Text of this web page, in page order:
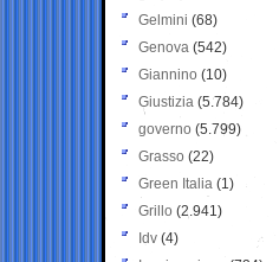
Gelmini (68)
Genova (542)
Giannino (10)
Giustizia (5.784)
governo (5.799)
Grasso (22)
Green Italia (1)
Grillo (2.941)
Idv (4)